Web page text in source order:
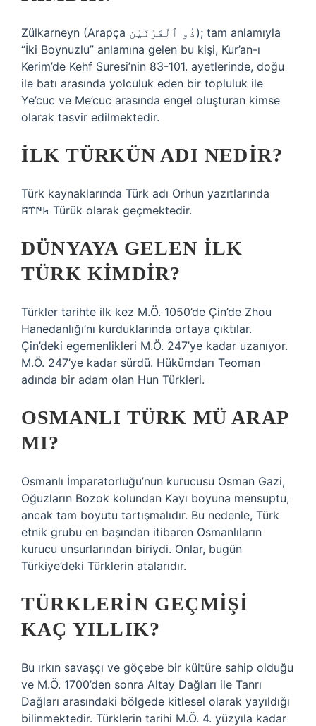
Zülkarneyn (Arapça ذُو ٱلْقَرْنَيْن); tam anlamıyla
“İki Boynuzlu” anlamına gelen bu kişi, Kur’an-ı
Kerim’de Kehf Suresi’nin 83-101. ayetlerinde, doğu
ile batı arasında yolculuk eden bir topluluk ile
Ye’cuc ve Me’cuc arasında engel oluşturan kimse
olarak tasvir edilmektedir.
İLK TÜRKÜN ADI NEDIR?
Türk kaynaklarında Türk adı Orhun yazıtlarında
𐱅𐰇𐰼𐰰 Türük olarak geçmektedir.
DÜNYAYA GELEN ILK
TÜRK KIMDIR?
Türkler tarihte ilk kez M.Ö. 1050’de Çin’de Zhou
Hanedanlığı’nı kurduklarında ortaya çıktılar.
Çin’deki egemenlikleri M.Ö. 247’ye kadar uzanıyor.
M.Ö. 247’ye kadar sürdü. Hükümdarı Teoman
adında bir adam olan Hun Türkleri.
OSMANLI TÜRK MÜ ARAP
MI?
Osmanlı İmparatorluğu’nun kurucusu Osman Gazi,
Oğuzların Bozok kolundan Kayı boyuna mensuptu,
ancak tam boyutu tartışmalıdır. Bu nedenle, Türk
etnik grubu en başından itibaren Osmanlıların
kurucu unsurlarından biriydi. Onlar, bugün
Türkiye’deki Türklerin atalarıdır.
TÜRKLERIN GEÇMIŞI
KAÇ YILLIK?
Bu ırkın savaşçı ve göçebe bir kültüre sahip olduğu
ve M.Ö. 1700’den sonra Altay Dağları ile Tanrı
Dağları arasındaki bölgede kitlesel olarak yayıldığı
bilinmektedir. Türklerin tarihi M.Ö. 4. yüzyıla kadar